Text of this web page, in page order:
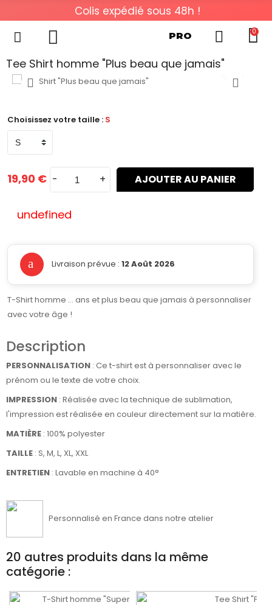
Colis expédié sous 48h !
PRO 0
Tee Shirt homme "Plus beau que jamais"
Choisissez votre taille : S
19,90 € - + AJOUTER AU PANIER
undefined
Livraison prévue : 12 Août 2026
T-Shirt homme ... ans et plus beau que jamais à personnaliser
avec votre âge !
Description
PERSONNALISATION : Ce t-shirt est à personnaliser avec le
prénom ou le texte de votre choix.
IMPRESSION : Réalisée avec la technique de sublimation,
l'impression est réalisée en couleur directement sur la matière.
MATIÈRE : 100% polyester
TAILLE : S, M, L, XL, XXL
ENTRETIEN : Lavable en machine à 40°
Personnalisé en France dans notre atelier
20 autres produits dans la même
catégorie :